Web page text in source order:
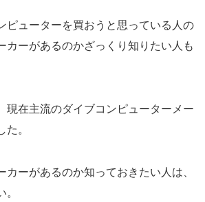
ピューターを買おうと思っている人の
カーがあるのかざっくり知りたい人も
現在主流のダイブコンピューターメー
た。
カーがあるのか知っておきたい人は、